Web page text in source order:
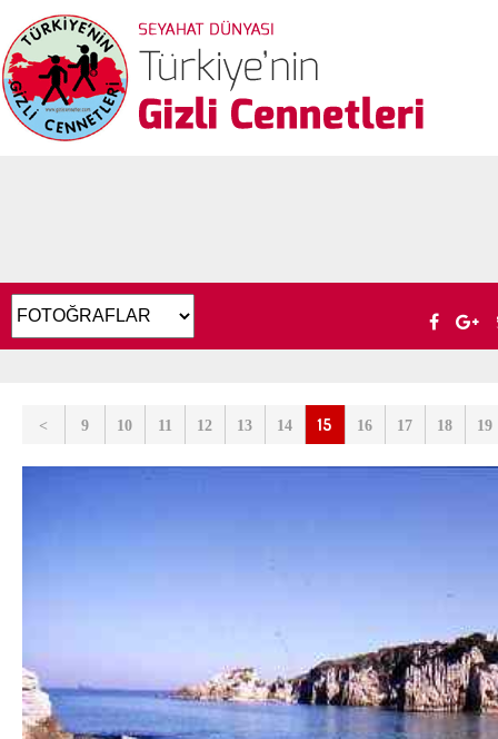
< 9 10 11 12 13 14 15 16 17 18 19